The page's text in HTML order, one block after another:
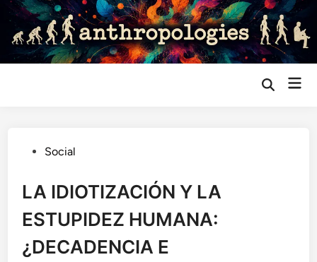
Saltar
contenido
Abrir
Publicado
Social
LA IDIOTIZACIÓN Y LA
ESTUPIDEZ HUMANA:
¿DECADENCIA E